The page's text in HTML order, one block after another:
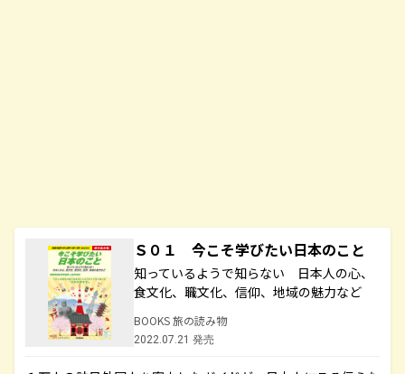
Ｓ０１ 今こそ学びたい日本のこと
知っているようで知らない 日本人の心、
食文化、職文化、信仰、地域の魅力など
BOOKS 旅の読み物
2022.07.21 発売